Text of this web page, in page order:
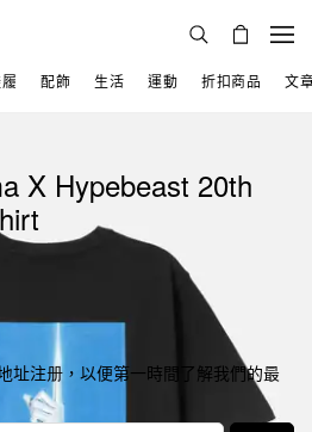
配飾 生活 運動 折扣商品 文
X Hypebeast 20th
址注册，以便第一時間了解我們的最